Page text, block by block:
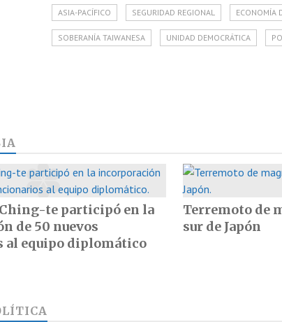
ASIA-PACÍFICO SEGURIDAD REGIONAL ECONOMÍA
SOBERANÍA TAIWANESA UNIDAD DEMOCRÁTICA
te participó en la
de 50 nuevos
al equipo diplomático
Terremoto de
sur de Japón